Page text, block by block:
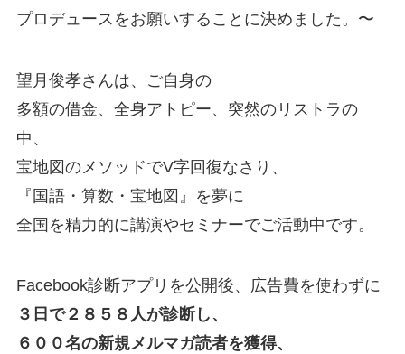
プロデュースをお願いすることに決めました。〜
望月俊孝さんは、ご自身の
多額の借金、全身アトピー、突然のリストラの
中、
宝地図のメソッドでV字回復なさり、
『国語・算数・宝地図』を夢に
全国を精力的に講演やセミナーでご活動中です。
Facebook診断アプリを公開後、広告費を使わずに
３日で２８５８人が診断し、
６００名の新規メルマガ読者を獲得、